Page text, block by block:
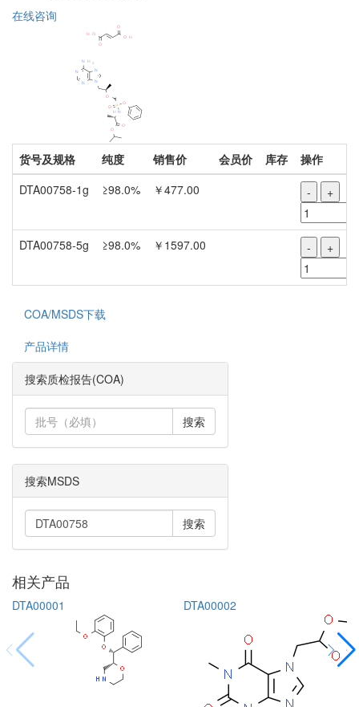
在线咨询
货号及规格 纯度 销售价 会员价 库存
操作
DTA00758-1g
≥98.0% ￥477.00 - +
DTA00758-5g ≥98.0% ￥1597.00 - +
COA/MSDS下载
产品详情
搜索质检报告(COA)
搜索
搜索MSDS
搜索
相关产品
DTA00001 DTA00002